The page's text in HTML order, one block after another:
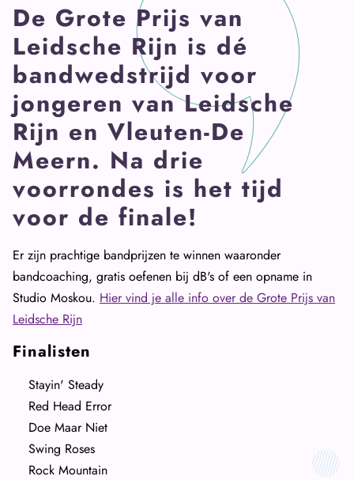
De Grote Prijs van
Leidsche Rijn is dé
bandwedstrijd voor
jongeren van Leidsche
Rijn en Vleuten-De
Meern. Na drie
voorrondes is het tijd
voor de finale!
Er zijn prachtige bandprijzen te winnen waaronder
bandcoaching, gratis oefenen bij dB's of een opname in
Studio Moskou. Hier vind je alle info over de Grote Prijs van
Leidsche Rijn
Finalisten
Stayin' Steady
Red Head Error
Doe Maar Niet
Swing Roses
Rock Mountain